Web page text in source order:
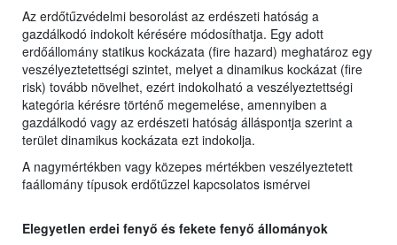
Az erdőtűzvédelmi besorolást az erdészeti hatóság a
gazdálkodó indokolt kérésére módosíthatja. Egy adott
erdőállomány statikus kockázata (fire hazard) meghatároz egy
veszélyeztetettségi szintet, melyet a dinamikus kockázat (fire
risk) tovább növelhet, ezért indokolható a veszélyeztettségi
kategória kérésre történő megemelése, amennyiben a
gazdálkodó vagy az erdészeti hatóság álláspontja szerint a
terület dinamikus kockázata ezt indokolja.
A nagymértékben vagy közepes mértékben veszélyeztetett
faállomány típusok erdőtűzzel kapcsolatos ismérvei
Elegyetlen erdei fenyő és fekete fenyő állományok